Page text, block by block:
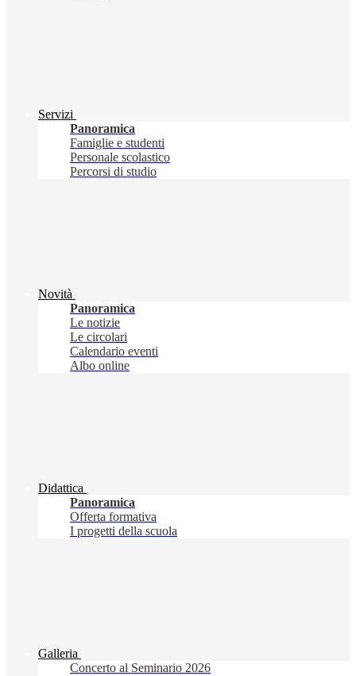
Servizi
Panoramica
Famiglie e studenti
Personale scolastico
Percorsi di studio
Novità
Panoramica
Le notizie
Le circolari
Calendario eventi
Albo online
Didattica
Panoramica
Offerta formativa
I progetti della scuola
Galleria
Concerto al Seminario 2026